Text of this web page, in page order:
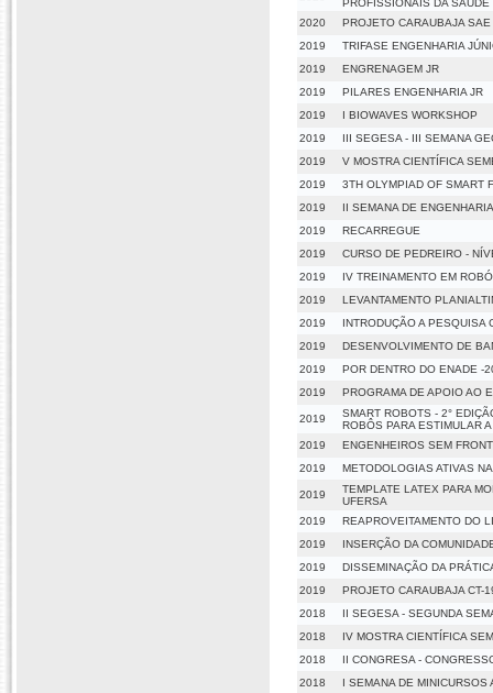
PROFISSIONAIS DA
2020
PROJETO CARAUBAJA SAE
2019
TRIFASE ENGENHARIA
2019
ENGRENAGEM JR
2019
PILARES ENGENHARIA JR
2019
I BIOWAVES WORKSHOP
2019
III SEGESA - III SEMANA
2019
V MOSTRA CIENTÍFICA
2019
3TH OLYMPIAD OF SMART
2019
II SEMANA DE
2019
RECARREGUE
2019
CURSO DE PEDREIRO -
2019
IV TREINAMENTO EM
2019
LEVANTAMENTO
2019
INTRODUÇÃO A PESQUISA
2019
DESENVOLVIMENTO DE
2019
POR DENTRO DO ENADE -
2019
PROGRAMA DE APOIO AO
2019
SMART ROBOTS - 2°
ROBÔS PARA ESTIMULAR
2019
ENGENHEIROS SEM
2019
METODOLOGIAS ATIVAS
2019
TEMPLATE LATEX PARA
UFERSA
2019
REAPROVEITAMENTO DO
2019
INSERÇÃO DA
2019
DISSEMINAÇÃO DA
2019
PROJETO CARAUBAJA CT-
2018
II SEGESA - SEGUNDA
2018
IV MOSTRA CIENTÍFICA
2018
II CONGRESA -
2018
I SEMANA DE MINICURSOS